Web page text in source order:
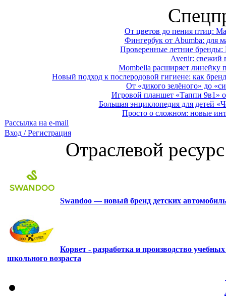
От цветов до пения птиц:
Фингербук от Abumba: для
Проверенные летние
Avenir: свежий
Mombella расширяет линейку
Новый подход к послеродовой гигиене: как
От «дикого зелёного» до
Игровой планшет «Таппи 9в1»
Большая энциклопедия для детей
Просто о сложном: новые
Рассылка на e-mail
Вход / Регистрация
Отраслевой
Swandoo — новый бренд детских
Корвет - разработка и производство
школьного возраста